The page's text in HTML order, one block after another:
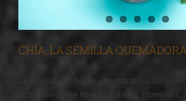
CHÍA, LA SEMILLA
La semilla de Chía es una maravilla de la
altos niveles de fibra y proteína, vitamina C,